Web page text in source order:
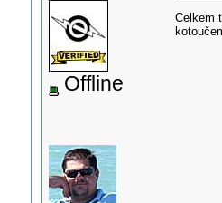
Offline
Celkem